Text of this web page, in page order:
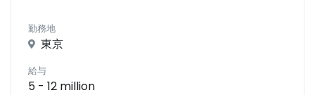
勤務地
東京
給与
5 - 12 million